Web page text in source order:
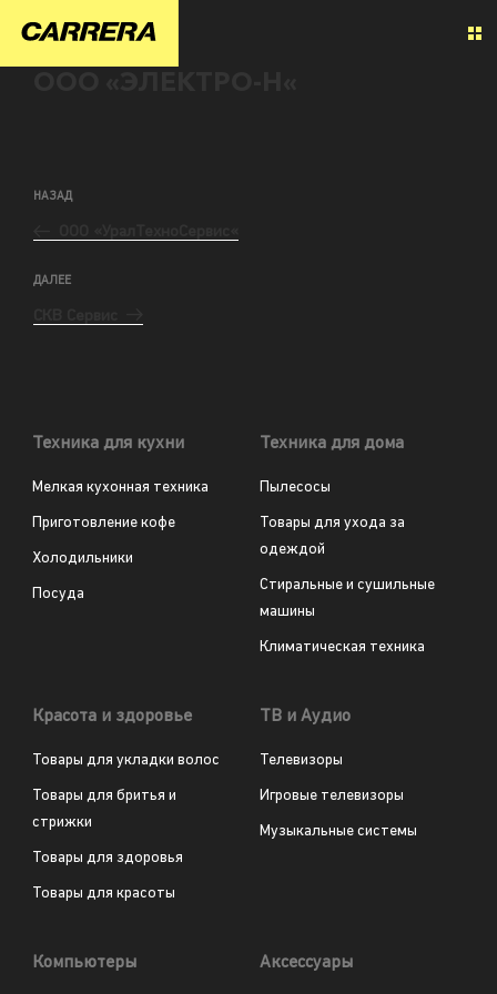
НАЗАД
ДАЛЕЕ
Техника для кухни
Мелкая кухонная техника
Приготовление кофе
Холодильники
Посуда
Техника для дома
Пылесосы
Товары для ухода за
одеждой
Стиральные и сушильные
машины
Климатическая техника
Красота и здоровье
Товары для укладки волос
Товары для бритья и
стрижки
Товары для здоровья
Товары для красоты
ТВ и Аудио
Телевизоры
Игровые телевизоры
Музыкальные системы
Компьютеры Аксессуары